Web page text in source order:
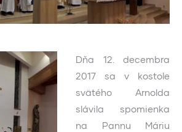
Dňa 12. decembra
2017 sa v kostole
svätého Arnolda
slávila spomienka
na Pannu Máriu